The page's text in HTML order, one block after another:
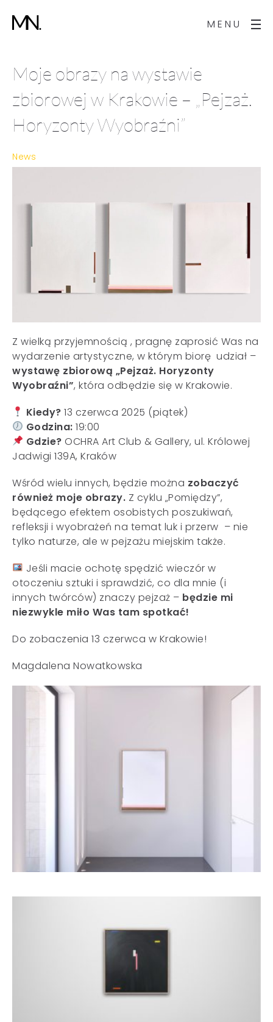
MENU
Moje obrazy na wystawie
zbiorowej w Krakowie – „Pejzaż.
Horyzonty Wyobraźni”
News
Z wielką przyjemnością , pragnę zaprosić Was na
wydarzenie artystyczne, w którym biorę udział –
wystawę zbiorową „Pejzaż. Horyzonty
Wyobraźni”, która odbędzie się w Krakowie.
Kiedy? 13 czerwca 2025 (piątek)
Godzina: 19:00
Gdzie? OCHRA Art Club & Gallery, ul. Królowej
Jadwigi 139A, Kraków
Wśród wielu innych, będzie można zobaczyć
również moje obrazy. Z cyklu „Pomiędzy”,
będącego efektem osobistych poszukiwań,
refleksji i wyobrażeń na temat luk i przerw – nie
tylko naturze, ale w pejzażu miejskim także.
Jeśli macie ochotę spędzić wieczór w
otoczeniu sztuki i sprawdzić, co dla mnie (i
innych twórców) znaczy pejzaż – będzie mi
niezwykle miło Was tam spotkać!
Do zobaczenia 13 czerwca w Krakowie!
Magdalena Nowatkowska